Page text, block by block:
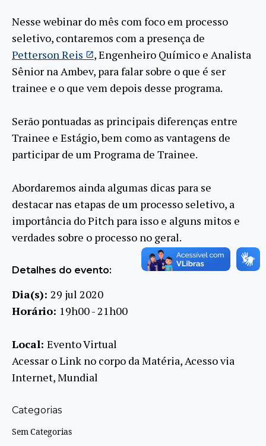
Nesse webinar do mês com foco em processo
seletivo, contaremos com a presença de
Petterson Reis
, Engenheiro Químico e Analista
Sênior na Ambev, para falar sobre o que é ser
trainee e o que vem depois desse programa.
Serão pontuadas as principais diferenças entre
Trainee e Estágio, bem como as vantagens de
participar de um Programa de Trainee.
Abordaremos ainda algumas dicas para se
destacar nas etapas de um processo seletivo, a
importância do Pitch para isso e alguns mitos e
verdades sobre o processo no geral.
Detalhes do evento:
Dia(s): 29 jul 2020
Horário: 19h00 - 21h00
Local: Evento Virtual
Acessar o Link no corpo da Matéria, Acesso via
Internet, Mundial
Categorias
Sem Categorias